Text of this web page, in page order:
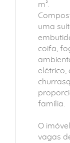
m².
uma
coifa,
elétrico,
família.
O
vagas